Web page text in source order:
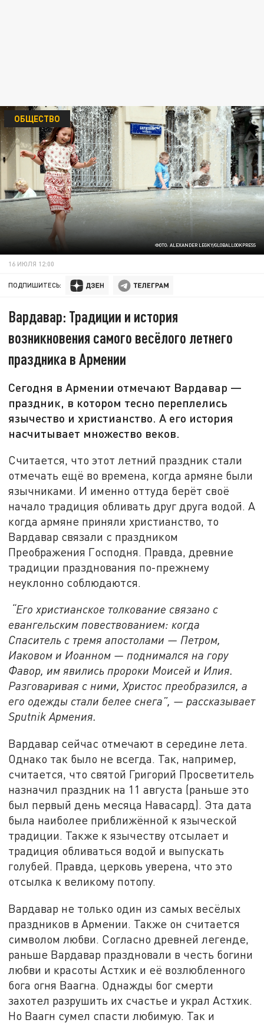
ФОТО: ALEXANDER LEGKY/GLOBALLOOKPRESS
ОБЩЕСТВО
16 ИЮЛЯ 12:00
ПОДПИШИТЕСЬ:
Вардавар: Традиции и история
возникновения самого весёлого летнего
праздника в Армении
Сегодня в Армении отмечают Вардавар —
праздник, в котором тесно переплелись
язычество и христианство. А его история
насчитывает множество веков.
Считается, что этот летний праздник стали
отмечать ещё во времена, когда армяне были
язычниками. И именно оттуда берёт своё
начало традиция обливать друг друга водой. А
когда армяне приняли христианство, то
Вардавар связали с праздником
Преображения Господня. Правда, древние
традиции празднования по-прежнему
неуклонно соблюдаются.
“Его христианское толкование связано с
евангельским повествованием: когда
Спаситель с тремя апостолами — Петром,
Иаковом и Иоанном — поднимался на гору
Фавор, им явились пророки Моисей и Илия.
Разговаривая с ними, Христос преобразился, а
его одежды стали белее снега”, — рассказывает
Sputnik Армения.
Вардавар сейчас отмечают в середине лета.
Однако так было не всегда. Так, например,
считается, что святой Григорий Просветитель
назначил праздник на 11 августа (раньше это
был первый день месяца Навасард). Эта дата
была наиболее приближённой к языческой
традиции. Также к язычеству отсылает и
традиция обливаться водой и выпускать
голубей. Правда, церковь уверена, что это
отсылка к великому потопу.
Вардавар не только один из самых весёлых
праздников в Армении. Также он считается
символом любви. Согласно древней легенде,
раньше Вардавар праздновали в честь богини
любви и красоты Астхик и её возлюбленного
бога огня Ваагна. Однажды бог смерти
захотел разрушить их счастье и украл Астхик.
Но Ваагн сумел спасти любимую. Так и